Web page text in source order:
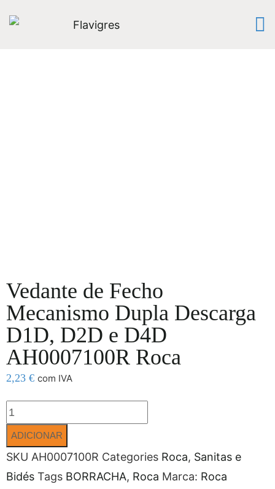
Vedante de Fecho
Mecanismo Dupla Descarga
D1D, D2D e D4D
AH0007100R Roca
2,23 € com IVA
ADICIONAR
SKU AH0007100R Categories Roca, Sanitas e
Bidés Tags BORRACHA, Roca Marca: Roca